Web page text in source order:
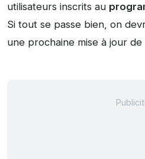
utilisateurs inscrits au
Si tout se passe bien, on
une prochaine mise à jour de